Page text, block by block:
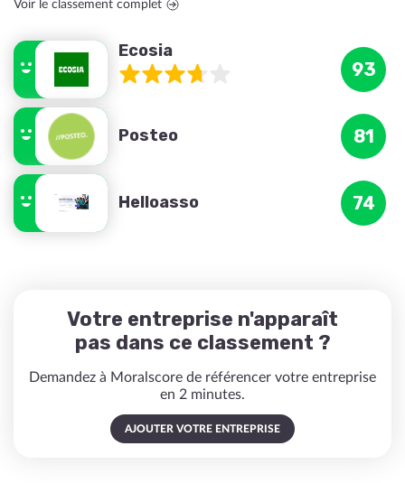
Voir le classement complet
Ecosia
93
Posteo 81
Helloasso 74
Votre entreprise n'apparaît
pas dans ce classement ?
Demandez à Moralscore de référencer votre entreprise
en 2 minutes.
AJOUTER VOTRE ENTREPRISE